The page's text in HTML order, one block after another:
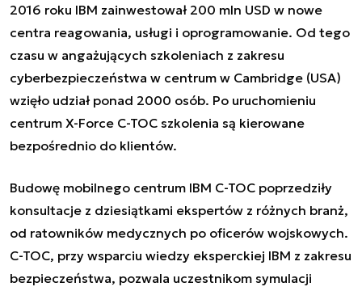
2016 roku IBM zainwestował 200 mln USD w nowe
centra reagowania, usługi i oprogramowanie. Od tego
czasu w angażujących szkoleniach z zakresu
cyberbezpieczeństwa w centrum w Cambridge (USA)
wzięło udział ponad 2000 osób. Po uruchomieniu
centrum X-Force C-TOC szkolenia są kierowane
bezpośrednio do klientów.
Budowę mobilnego centrum IBM C-TOC poprzedziły
konsultacje z dziesiątkami ekspertów z różnych branż,
od ratowników medycznych po oficerów wojskowych.
C-TOC, przy wsparciu wiedzy eksperckiej IBM z zakresu
bezpieczeństwa, pozwala uczestnikom symulacji